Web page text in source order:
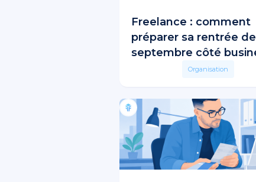
Freelance : comment
préparer sa rentrée de
septembre côté
Organisation